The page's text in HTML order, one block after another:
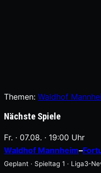
Themen: Waldhof
Nächste Spiele
Fr. · 07.08. · 19:00 Uhr
Waldhof Mannheim–
Geplant · Spieltag 1 · Liga3-